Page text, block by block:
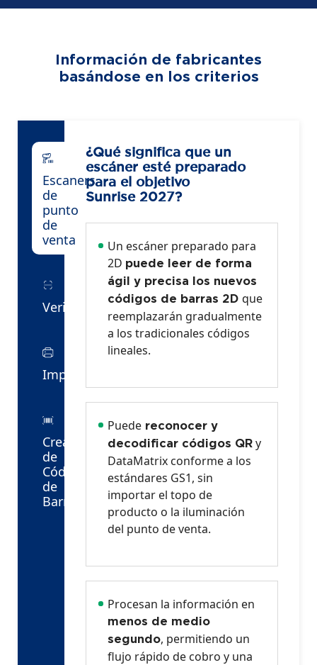
Información de fabricantes
basándose en los criterios
Escaners
de
punto
de
venta
Verificador
Impresora
Creación
de
Código
de
Barras
¿Qué significa que un
escáner esté preparado
para el objetivo
Sunrise 2027?
Un escáner preparado para
2D puede leer de forma
ágil y precisa los nuevos
códigos de barras 2Dque
reemplazarán gradualmente
a los tradicionales códigos
lineales.
Puede reconocer y
decodificar códigos QR y
DataMatrix conforme a los
estándares GS1, sin
importar el topo de
producto o la iluminación
del punto de venta.
Procesan la información en
menos de medio
segundo, permitiendo un
flujo rápido de cobro y una